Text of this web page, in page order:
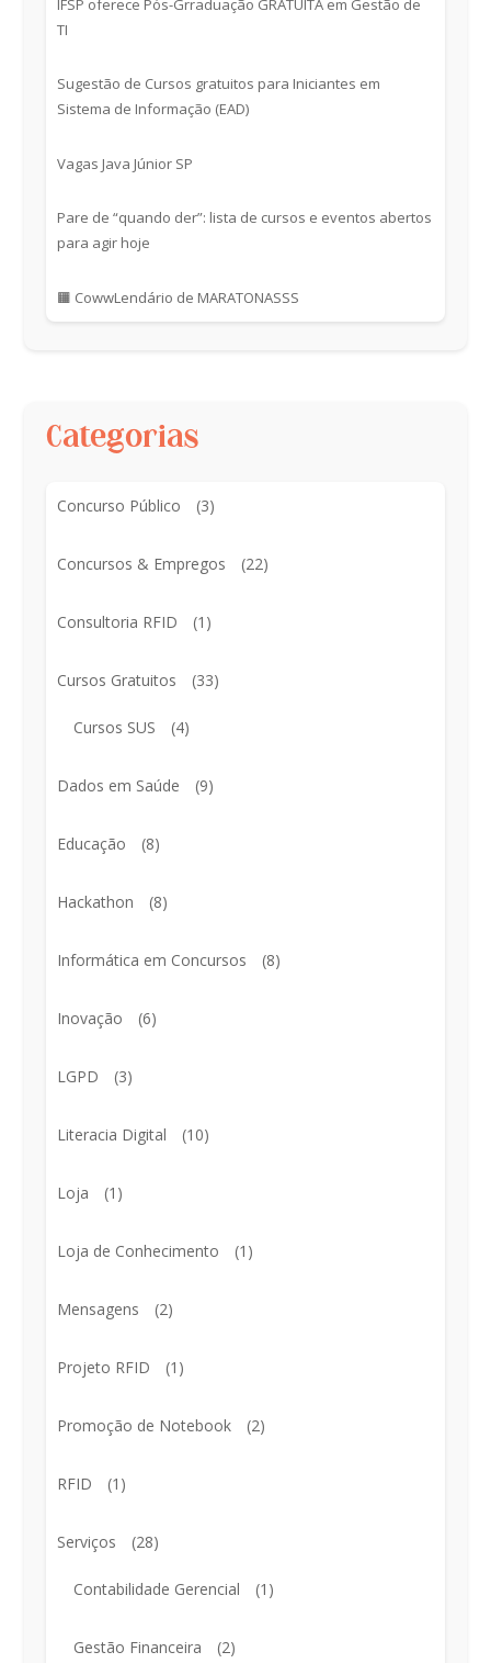
IFSP oferece Pós-Grraduação GRATUITA em Gestão de
TI
Sugestão de Cursos gratuitos para Iniciantes em
Sistema de Informação (EAD)
Vagas Java Júnior SP
Pare de “quando der”: lista de cursos e eventos abertos
para agir hoje
🟧 CowwLendário de MARATONASSS
Categorias
Concurso Público (3)
Concursos & Empregos (22)
Consultoria RFID (1)
Cursos Gratuitos (33)
Cursos SUS (4)
Dados em Saúde (9)
Educação (8)
Hackathon (8)
Informática em Concursos (8)
Inovação (6)
LGPD (3)
Literacia Digital (10)
Loja (1)
Loja de Conhecimento (1)
Mensagens (2)
Projeto RFID (1)
Promoção de Notebook (2)
RFID (1)
Serviços (28)
Contabilidade Gerencial (1)
Gestão Financeira (2)